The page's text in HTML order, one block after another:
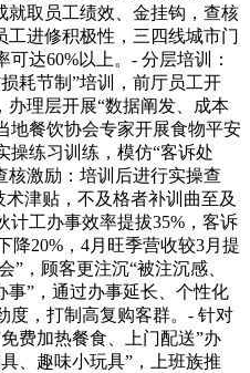
就取员工绩效、金挂钩，查核
工进修积极性，三四线城市门
达60%以上。- 分层培训：
耗节制”培训，前厅员工开
办理层开展“数据阐发、成本
地餐饮协会专家开展食物平安
操练习训练，模仿“客诉处
核激励：培训后进行实操查
津贴，不及格者补训曲至及
计工办事效率提拔35%，客诉
降20%，4月旺季营收较3月提
”，顾客更注沉“被注沉感、
事”，通过办事延长、个性化
度，打制高复购客群。- 针对
费加热餐食、上门配送”办
、趣味小玩具”，上班族推